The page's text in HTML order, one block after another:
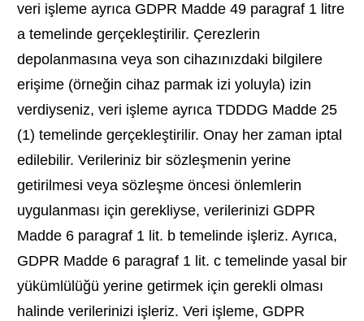
veri işleme ayrıca GDPR Madde 49 paragraf 1 litre
a temelinde gerçekleştirilir. Çerezlerin
depolanmasına veya son cihazınızdaki bilgilere
erişime (örneğin cihaz parmak izi yoluyla) izin
verdiyseniz, veri işleme ayrıca TDDDG Madde 25
(1) temelinde gerçekleştirilir. Onay her zaman iptal
edilebilir. Verileriniz bir sözleşmenin yerine
getirilmesi veya sözleşme öncesi önlemlerin
uygulanması için gerekliyse, verilerinizi GDPR
Madde 6 paragraf 1 lit. b temelinde işleriz. Ayrıca,
GDPR Madde 6 paragraf 1 lit. c temelinde yasal bir
yükümlülüğü yerine getirmek için gerekli olması
halinde verilerinizi işleriz. Veri işleme, GDPR